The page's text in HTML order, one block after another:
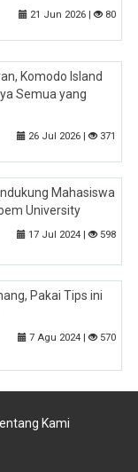
21 Jun 2026 | 80
Komodo Island
Semua yang
26 Jul 2026 | 371
Mahasiswa
University
17 Jul 2024 | 598
Pakai Tips ini
7 Agu 2024 | 570
Kami